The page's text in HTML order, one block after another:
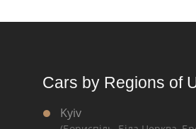
Cars by Regions of
Kyiv